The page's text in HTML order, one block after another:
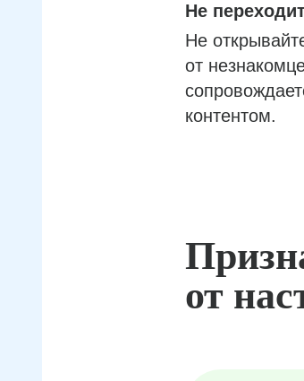
Не
Не
от
контентом.
от